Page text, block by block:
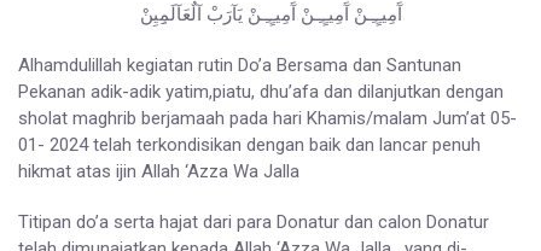
آَمِيـٍـِـنْ آَمِيـٍـِـنْ آَمِيـٍـِـنْ يَآرَبْ آلٌعَآلَمِِيِنْ
Alhamdulillah kegiatan rutin Do’a Bersama dan Santunan
Pekanan adik-adik yatim,piatu, dhu’afa dan dilanjutkan dengan
sholat maghrib berjamaah pada hari Khamis/malam Jum’at 05-
01- 2024 telah terkondisikan dengan baik dan lancar penuh
hikmat atas ijin Allah ‘Azza Wa Jalla
Titipan do’a serta hajat dari para Donatur dan calon Donatur